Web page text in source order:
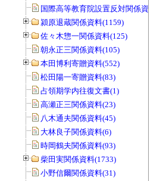
国際高等教育院設置反対関係資料(20)
潁原退蔵関係資料(1159)
佐々木惣一関係資料(125)
朝永正三関係資料(105)
本田博利寄贈資料(552)
松田陽一寄贈資料(83)
占領期学内往復文書(1)
高瀬正三関係資料(23)
八木通夫関係資料(45)
大林良子関係資料(6)
時岡鶴夫関係資料(93)
柴田実関係資料(1733)
小野信爾関係資料(31)